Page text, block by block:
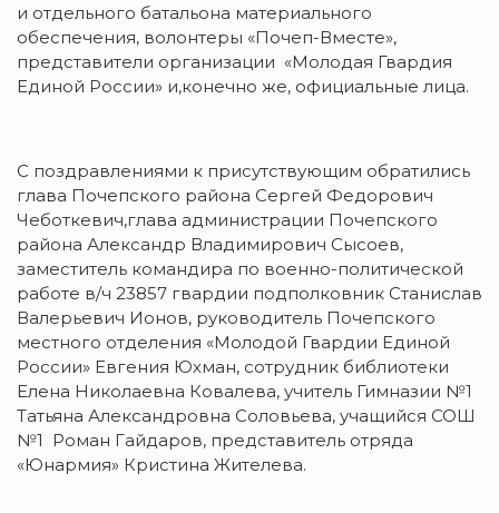
и отдельного батальона материального
обеспечения, волонтеры «Почеп-Вместе»,
представители организации «Молодая Гвардия
Единой России» и,конечно же, официальные лица.
С поздравлениями к присутствующим обратились
глава Почепского района Сергей Федорович
Чеботкевич,глава администрации Почепского
района Александр Владимирович Сысоев,
заместитель командира по военно-политической
работе в/ч 23857 гвардии подполковник Станислав
Валерьевич Ионов, руководитель Почепского
местного отделения «Молодой Гвардии Единой
России» Евгения Юхман, сотрудник библиотеки
Елена Николаевна Ковалева, учитель Гимназии №1
Татьяна Александровна Соловьева, учащийся СОШ
№1 Роман Гайдаров, представитель отряда
«Юнармия» Кристина Жителева.